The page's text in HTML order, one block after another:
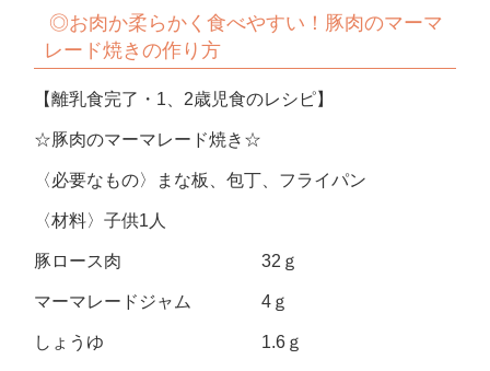
◎お肉か柔らかく食べやすい！豚肉のマーマ
レード焼きの作り方
【離乳食完了・1、2歳児食のレシピ】
☆豚肉のマーマレード焼き☆
〈必要なもの〉まな板、包丁、フライパン
〈材料〉子供1人
豚ロース肉 32ｇ
マーマレードジャム 4ｇ
しょうゆ 1.6ｇ